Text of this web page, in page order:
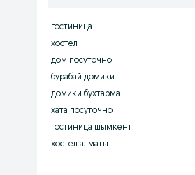
гостиница
хостел
дом посуточно
бурабай домики
домики бухтарма
хата посуточно
гостиница шымкент
хостел алматы